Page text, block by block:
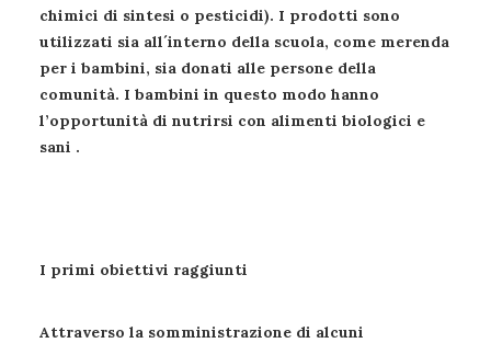
chimici di sintesi o pesticidi). I prodotti sono
utilizzati sia all´interno della scuola, come merenda
per i bambini, sia donati alle persone della
comunità. I bambini in questo modo hanno
l’opportunità di nutrirsi con alimenti biologici e
sani .
I primi obiettivi raggiunti
Attraverso la somministrazione di alcuni